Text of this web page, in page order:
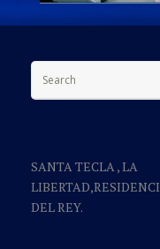
Search for:
SANTA TECLA , LA
DEL REY.